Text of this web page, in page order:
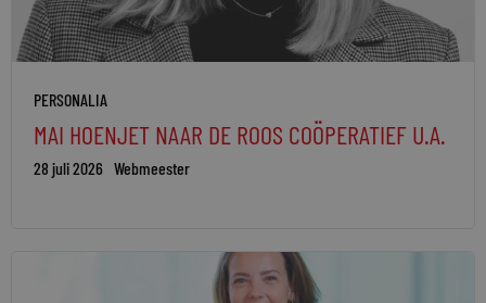
PERSONALIA
MAI HOENJET NAAR DE ROOS COÖPERATIEF U.A.
28 juli 2026 Webmeester